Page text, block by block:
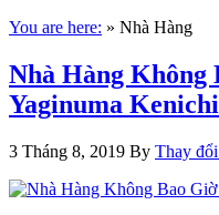
You are here: » Nhà Hàng
Nhà Hàng Không
Yaginuma Kenichi
3 Tháng 8, 2019 By Thay